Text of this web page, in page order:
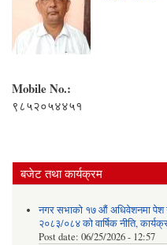
Mobile No.:
९८५२०५४४५१
बजेट तथा कार्यक्रम
नगर सभाको १७ औं अधिवेशनमा पेश
२०८३/०८४ को वार्षिक नीति,
Post date: 06/25/2026 - 12:57